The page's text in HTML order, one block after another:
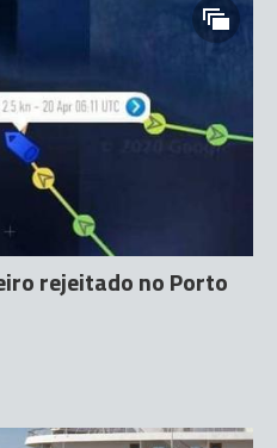
rejeitado no Porto